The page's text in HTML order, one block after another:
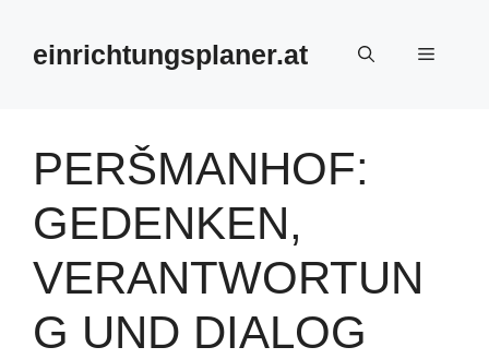
springeneinrichtungsplaner.at Menü
PERŠMANHOF:
GEDENKEN,
VERANTWORTUN
G UND DIALOG